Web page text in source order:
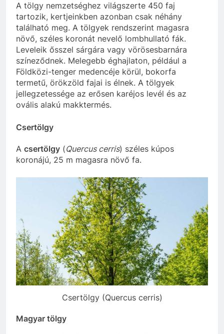
A tölgy nemzetséghez világszerte 450 faj
tartozik, kertjeinkben azonban csak néhány
található meg. A tölgyek rendszerint magasra
növő, széles koronát nevelő lombhullató fák.
Leveleik ősszel sárgára vagy vörösesbarnára
színeződnek. Melegebb éghajlaton, például a
Földközi-tenger medencéje körül, bokorfa
termetű, örökzöld fajai is élnek. A tölgyek
jellegzetessége az erősen karéjos levél és az
ovális alakú makktermés.
Csertölgy
A csertölgy (Quercus cerris) széles kúpos
koronájú, 25 m magasra növő fa.
Csertölgy (Quercus cerris)
Magyar tölgy